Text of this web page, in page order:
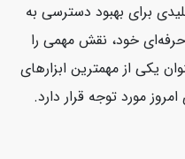
برای بهبود دسترسی به
خود، نقش مهمی را
یکی از مهمترین ابزارهای
مورد توجه قرار دارد.